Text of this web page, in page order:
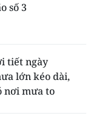
số 3
tiết ngày
lớn kéo dài,
nơi mưa to